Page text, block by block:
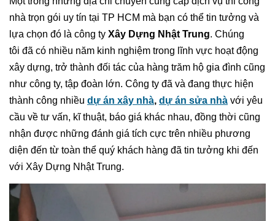
nhà trọn gói uy tín tại TP HCM mà bạn có thể tin tưởng và
lựa chọn đó là công ty Xây Dựng Nhật Trung. Chúng
tôi đã có nhiều năm kinh nghiệm trong lĩnh vực hoạt động
xây dựng, trở thành đối tác của hàng trăm hộ gia đình cũng
như công ty, tập đoàn lớn. Công ty đã và đang thực hiện
thành công nhiều dự án xây nhà, dự án sửa nhà với yêu
cầu về tư vấn, kĩ thuật, báo giá khác nhau, đồng thời cũng
nhận được những đánh giá tích cực trên nhiều phương
diện đến từ toàn thể quý khách hàng đã tin tưởng khi đến
với Xây Dựng Nhật Trung.